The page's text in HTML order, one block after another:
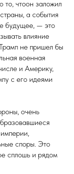
то, чтоон заложил
а события
будущее, — это
влияние
не пришел бы
военная
и Америку,
с его идеями
очень
споры. Это
сплошь и рядом